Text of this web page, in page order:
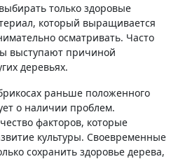
только здоровые
который выращивается
осматривать. Часто
выступают причиной
деревьях.
раньше положенного
о наличии проблем.
факторов, которые
культуры. Своевременные
сохранить здоровье дерева,